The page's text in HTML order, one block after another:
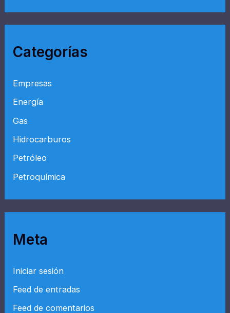
Categorías
Empresas
Energía
Gas
Hidrocarburos
Petróleo
Petroquímica
Meta
Iniciar sesión
Feed de entradas
Feed de comentarios